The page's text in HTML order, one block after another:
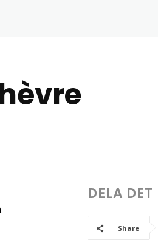
DELA
Share